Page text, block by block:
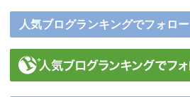
人気ブログランキングでフォロー